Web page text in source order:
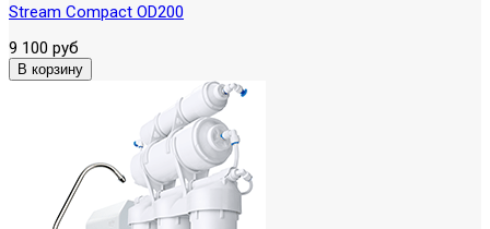
Stream Compact OD200
9 100 руб